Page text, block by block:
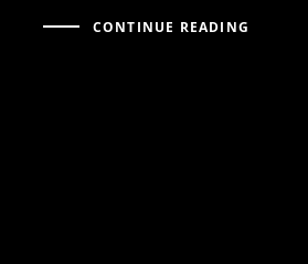
CONTINUE READING